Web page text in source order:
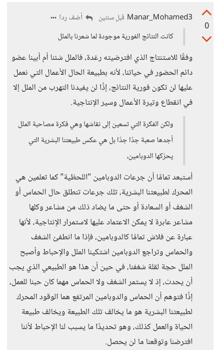
0
Manar_Mohamed3 قبل سنتين
أضف ردا
كانت النتائج الفورية موجودة لما شعرنا بالملل
وفقًا للاستنتاج الذي افترضيته رغدة، فالملل شئنا أم أبينا عضو
دائم الحضور في حياتنا، لأنه بطبيعة الحال الأعمال التي نعمل
عليها لن تكون فورية النتائج، إذًا لن يفيدنا التهرب من الملل إلا
في انقطاع وتيرة الأعمال وسير الإنتاجية.
ولكن الفكرة التي تسعين إلى نقاشها وهي فكرة مصاحبة الملل
أجدها صعبة جدًا جدًا بل هي عكس طبيعتنا البشرية التي
يحرّكها الدوبامين،
أستبعد تمامًا أن جرعات الدوبامين "اللحظية" كما تعلمين هي
المحرك لطبيعتنا البشرية، تلك جرعات تنطلق حال الحماس أو
الشغف أو السعادة أو حتى ما يضاد ذلك من مشاعر وكلها
مشاعر عابرة لا يمكن الاعتماد عليها لاستمرار الإنتاجية، لأنها
عبارة عن فلاش تمامًا كالدوبامين، فإذا ما انطفئ الشغف
والحماس وتراجع الدوبامين اشتكينا الملل والإحباط وأصبح
الملل حجة لقلة شغفنا، في حين أن هذا هو الطبيعي الذي يجب
أن يحدث، إذ لا يستمر الشغف ولا الحماس مهما كان حبنا للعمل،
إذًا فتوهم أن الحماس والدوبامين المرتفع هما الوقود المحرك
لطبيعتنا البشرية هو ما يخالف تلك الطبيعة ويخالف طبيعة
الحياة والعمل كذلك، وهو تحديدًا ما يسبب لنا الإحباط لأننا
افترضنا وتوقعنا ما لن يحصل.